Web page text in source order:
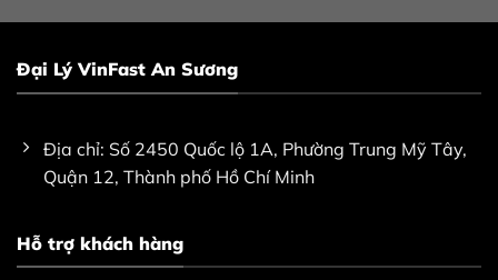
Đại Lý VinFast An Sương
Địa chỉ: Số 2450 Quốc lộ 1A, Phường Trung Mỹ Tây,
Quận 12, Thành phố Hồ Chí Minh
Hỗ trợ khách hàng